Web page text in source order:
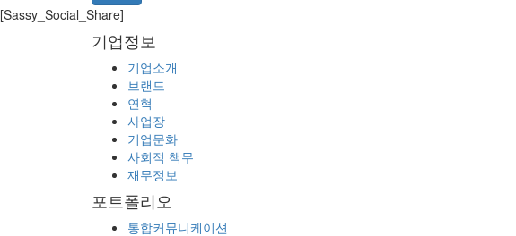
[Sassy_Social_Share]
기업정보
기업소개
브랜드
연혁
사업장
기업문화
사회적 책무
재무정보
포트폴리오
통합커뮤니케이션